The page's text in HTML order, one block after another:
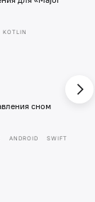
KOTLIN
сном
ANDROID
SWIFT